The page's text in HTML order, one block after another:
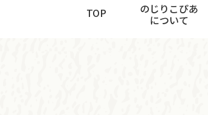
TOP のじりこぴあ
について